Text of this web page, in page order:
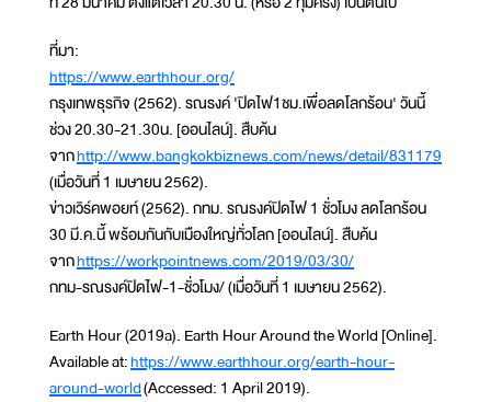
ที่มา:
https://www.earthhour.org/
กรุงเทพธุรกิจ (2562). รณรงค์ 'ปิดไฟ1ชม.เพื่อลดโลกร้อน' วันนี้
ช่วง 20.30-21.30น. [ออนไลน์]. สืบค้น
จากhttp://www.bangkokbiznews.com/news/detail/831179
(เมื่อวันที่ 1 เมษายน 2562).
ข่าวเวิร์คพอยท์ (2562). กทม. รณรงค์ปิดไฟ 1 ชั่วโมง ลดโลกร้อน
30 มี.ค.นี้ พร้อมกันกับเมืองใหญ่ทั่วโลก [ออนไลน์]. สืบค้น
จากhttps://workpointnews.com/2019/03/30/
กทม-รณรงค์ปิดไฟ-1-ชั่วโมง/ (เมื่อวันที่ 1 เมษายน 2562).
Earth Hour (2019a). Earth Hour Around the World [Online].
Available at:https://www.earthhour.org/earth-hour-
around-world(Accessed: 1 April 2019).